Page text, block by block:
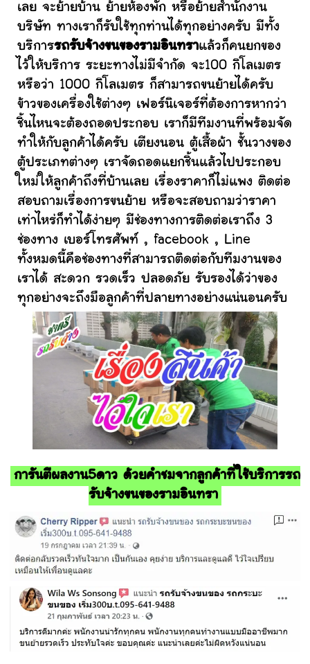
เลย จะย้ายบ้าน ย้ายห้องพัก หรือย้ายสำนักงาน
บริษัท ทางเราก็รับใช้ทุกท่านได้ทุกอย่างครับ มีทั้ง
บริการรถรับจ้างขนของรามอินทราแล้วก็คนยกของ
ไว้ให้บริการ ระยะทางไม่มีจำกัด จะ100 กิโลเมตร
หรือว่า 1000 กิโลเมตร ก็สามารถขนย้ายได้ครับ
ข้าวของเครื่องใช้ต่างๆ เฟอร์นิเจอร์ที่ต้องการหากว่า
ชิ้นไหนจะต้องถอดประกอบ เราก็มีทีมงานที่พร้อมจัด
ทำให้กับลูกค้าได้ครับ เตียงนอน ตู้เสื้อผ้า ชั้นวางของ
ตู้ประเภทต่างๆ เราจัดถอดแยกชิ้นแล้วไปประกอบ
ใหม่ให้ลูกค้าถึงที่บ้านเลย เรื่องราคาก็ไม่แพง ติดต่อ
สอบถามเรื่องการขนย้าย หรือจะสอบถามว่าราคา
เท่าไหร่ก็ทำได้ง่ายๆ มีช่องทางการติดต่อเราถึง 3
ช่องทาง เบอร์โทรศัพท์ , facebook , Line
ทั้งหมดนี้คือช่องทางที่สามารถติดต่อกับทีมงานของ
เราได้ สะดวก รวดเร็ว ปลอดภัย รับรองได้ว่าของ
ทุกอย่างจะถึงมือลูกค้าที่ปลายทางอย่างแน่นอนครับ
การันตีผลงาน5ดาว ด้วยคำชมจากลูกค้าที่ใช้บริการรถ
รับจ้างขนของรามอินทรา